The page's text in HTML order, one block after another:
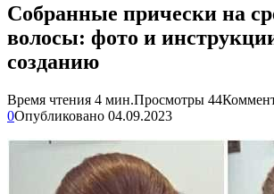
Собранные прически на
волосы: фото и
созданию
Время чтения 4 мин.Просмотры 44
0Опубликовано 04.09.2023